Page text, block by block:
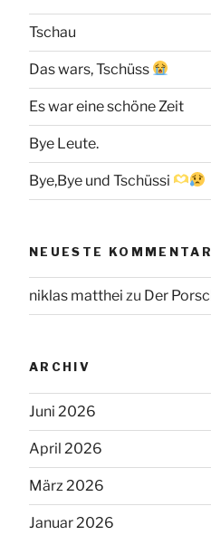
Tschau
Das wars, Tschüss
Es war eine schöne Zeit
Bye Leute.
Bye,Bye und Tschüssi
NEUESTE
niklas matthei zu Der
ARCHIV
Juni 2026
April 2026
März 2026
Januar 2026